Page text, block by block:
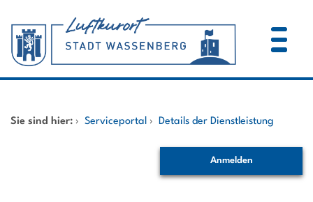
Dienstleistungen A-Z
Sie sind hier: › Serviceportal › Details der Dienstleistung
Anmelden